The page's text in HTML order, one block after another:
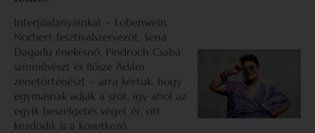
Interjúalanyainkat – Lobenwein
Norbert fesztiválszervezőt, Sena
Dagadu énekesnő, Pindroch Csaba
színművészt és Bősze Ádám
zenetörténészt – arra kértük, hogy
egymásnak adják a szót, így ahol az
egyik beszélgetés véget ér, ott
kezdődik is a következő.